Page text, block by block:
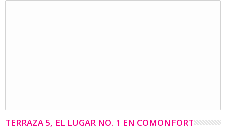
TERRAZA 5, EL LUGAR NO. 1 EN COMONFORT